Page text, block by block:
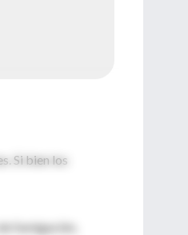
Si bien los
fumigación,